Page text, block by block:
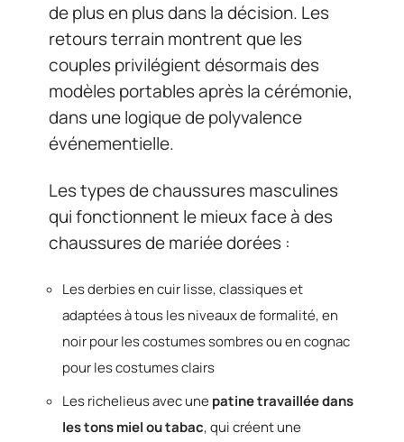
de plus en plus dans la décision. Les
retours terrain montrent que les
couples privilégient désormais des
modèles portables après la cérémonie,
dans une logique de polyvalence
événementielle.
Les types de chaussures masculines
qui fonctionnent le mieux face à des
chaussures de mariée dorées :
Les derbies en cuir lisse, classiques et
adaptées à tous les niveaux de formalité, en
noir pour les costumes sombres ou en cognac
pour les costumes clairs
Les richelieus avec unepatine travaillée dans
les tons miel ou tabac, qui créent une